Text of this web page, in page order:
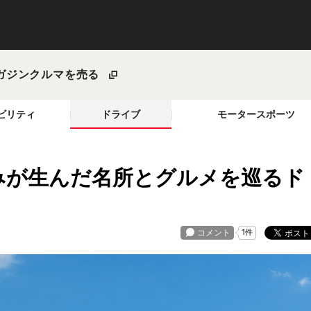
ジンクルマを売る
リティ ドライブ モータースポーツ
生んだ名所とグルメを巡るド